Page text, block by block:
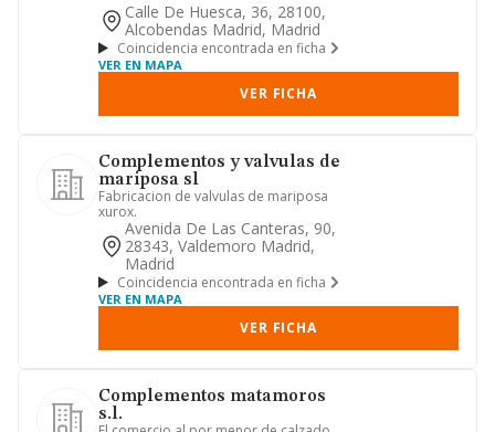
Calle De Huesca, 36, 28100,
Alcobendas Madrid, Madrid
Coincidencia encontrada en ficha
VER EN MAPA
VER FICHA
Complementos y valvulas de
mariposa sl
Fabricacion de valvulas de mariposa
xurox.
Avenida De Las Canteras, 90,
28343, Valdemoro Madrid,
Madrid
Coincidencia encontrada en ficha
VER EN MAPA
VER FICHA
Complementos matamoros
s.l.